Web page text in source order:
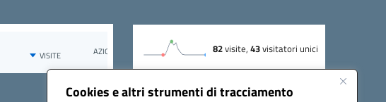
Cookies e altri strumenti di tracciamento